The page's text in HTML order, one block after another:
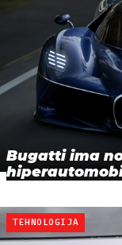
Bugatti ima
TEHNOLOGIJA